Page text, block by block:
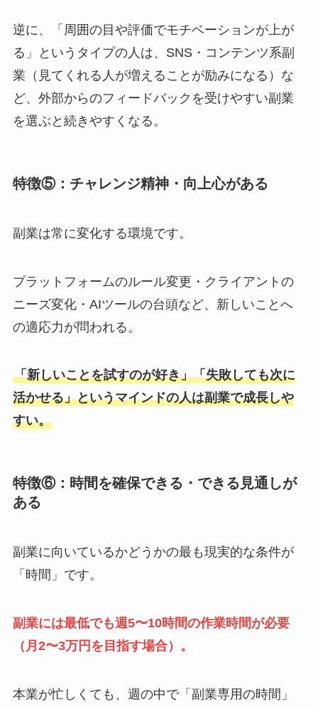
逆に、「周囲の目や評価でモチベーションが上が
る」というタイプの人は、SNS・コンテンツ系副
業（見てくれる人が増えることが励みになる）な
ど、外部からのフィードバックを受けやすい副業
を選ぶと続きやすくなる。
特徴⑤：チャレンジ精神・向上心がある
副業は常に変化する環境です。
プラットフォームのルール変更・クライアントの
ニーズ変化・AIツールの台頭など、新しいことへ
の適応力が問われる。
「新しいことを試すのが好き」「失敗しても次に
活かせる」というマインドの人は副業で成長しや
すい。
特徴⑥：時間を確保できる・できる見通しが
ある
副業に向いているかどうかの最も現実的な条件が
「時間」です。
副業には最低でも週5〜10時間の作業時間が必要
（月2〜3万円を目指す場合）。
本業が忙しくても、週の中で「副業専用の時間」